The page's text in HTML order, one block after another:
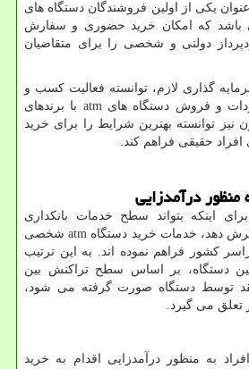
یکی از اولین فروشندگان دستگاه های
که امکان خرید حضوری و سفارش
دولتی و شخصی را برای متقاضیان
گذاری لازم، توانسته فعالیت کسب و
و فروش دستگاه هایatm با برندهای
نیز توانسته بهترین شرایط را برای خرید
حقیقی فراهم کند.
منظور درآمدزایی
اینکه بتواند سطح خدمات بانکداری
دهد، خدمات خرید دستگاه atmشخصی
کشور فراهم نموده اند. به این ترتیب
دستگاه، بر اساس سطح تراکنش بین
توسط دستگاه صورت گرفته می شود،
تعلق می گیرد.
به منظور درآمدزایی اقدام به خرید